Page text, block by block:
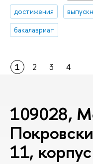
достижения
бакалавриат
1 2 3 4
109028,
11,